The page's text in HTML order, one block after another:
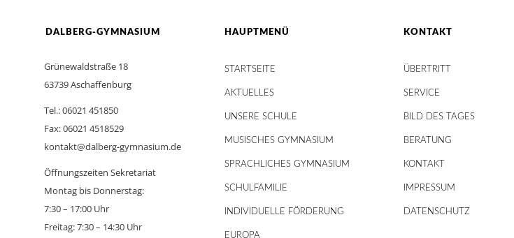
DALBERG-GYMNASIUM
Grünewaldstraße 18
63739 Aschaffenburg
Tel.: 06021 451850
Fax: 06021 4518529
kontakt@dalberg-gymnasium.de
Öffnungszeiten Sekretariat
Montag bis Donnerstag:
7:30 – 17:00 Uhr
Freitag: 7:30 – 14:30 Uhr
HAUPTMENÜ
STARTSEITE
AKTUELLES
UNSERE SCHULE
MUSISCHES GYMNASIUM
SPRACHLICHES GYMNASIUM
SCHULFAMILIE
INDIVIDUELLE FÖRDERUNG
EUROPA
KONTAKT
ÜBERTRITT
SERVICE
BILD DES TAGES
BERATUNG
KONTAKT
IMPRESSUM
DATENSCHUTZ